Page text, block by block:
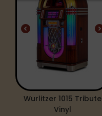
Wurlitzer 1015 Tribute
Vinyl